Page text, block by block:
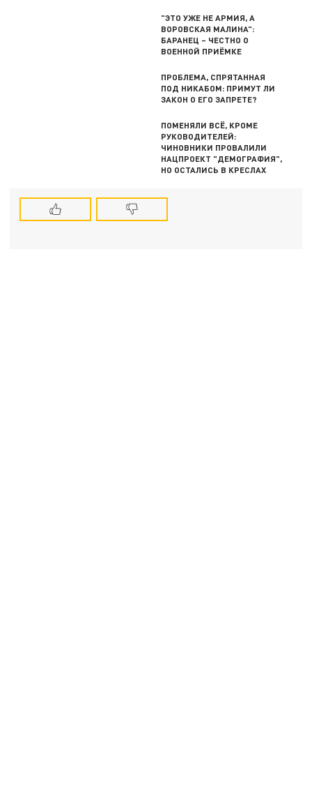
"ЭТО УЖЕ НЕ АРМИЯ, А
ВОРОВСКАЯ МАЛИНА":
БАРАНЕЦ – ЧЕСТНО О
ВОЕННОЙ ПРИЁМКЕ
ПРОБЛЕМА, СПРЯТАННАЯ
ПОД НИКАБОМ: ПРИМУТ ЛИ
ЗАКОН О ЕГО ЗАПРЕТЕ?
ПОМЕНЯЛИ ВСЁ, КРОМЕ
РУКОВОДИТЕЛЕЙ:
ЧИНОВНИКИ ПРОВАЛИЛИ
НАЦПРОЕКТ "ДЕМОГРАФИЯ",
НО ОСТАЛИСЬ В КРЕСЛАХ